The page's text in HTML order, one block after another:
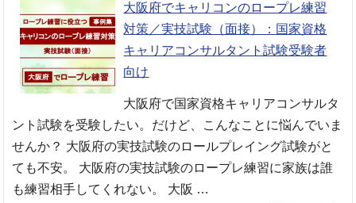
大阪府でキャリコンのロープレ練習
対策／実技試験（面接）：国家資格
キャリアコンサルタント試験受験者
向け
大阪府で国家資格キャリアコンサルタ
ント試験を受験したい。だけど、こんなことに悩んでいま
せんか？ 大阪府の実技試験のロールプレイング試験がと
ても不安。 大阪府の実技試験のロープレ練習に家族は誰
も練習相手してくれない。 大阪 …